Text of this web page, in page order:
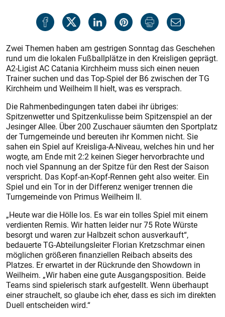
Zwei Themen haben am gestrigen Sonntag das Geschehen
rund um die lokalen Fußballplätze in den Kreisligen geprägt.
A2-Ligist AC Catania Kirchheim muss sich einen neuen
Trainer suchen und das Top-Spiel der B6 zwischen der TG
Kirchheim und Weilheim II hielt, was es versprach.
Die Rahmenbedingungen taten dabei ihr übriges:
Spitzenwetter und Spitzenkulisse beim Spitzenspiel an der
Jesinger Allee. Über 200 Zuschauer säumten den Sportplatz
der Turngemeinde und bereuten ihr Kommen nicht. Sie
sahen ein Spiel auf Kreisliga-A-Niveau, welches hin und her
wogte, am Ende mit 2:2 keinen Sieger hervorbrachte und
noch viel Spannung an der Spitze für den Rest der Saison
verspricht. Das Kopf-an-Kopf-Rennen geht also weiter. Ein
Spiel und ein Tor in der Differenz weniger trennen die
Turngemeinde von Primus Weilheim II.
„Heute war die Hölle los. Es war ein tolles Spiel mit einem
verdienten Remis. Wir hatten leider nur 75 Rote Würste
besorgt und waren zur Halbzeit schon ausverkauft“,
bedauerte TG-Abteilungsleiter Florian Kretzschmar einen
möglichen größeren finanziellen Reibach abseits des
Platzes. Er erwartet in der Rückrunde den Showdown in
Weilheim. „Wir haben eine gute Ausgangsposition. Beide
Teams sind spielerisch stark aufgestellt. Wenn überhaupt
einer strauchelt, so glaube ich eher, dass es sich im direkten
Duell entscheiden wird.“